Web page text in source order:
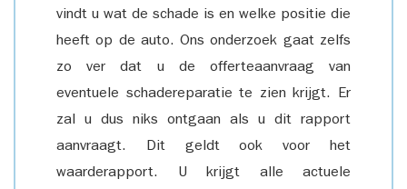
vindt u wat de schade is en welke positie die
heeft op de auto. Ons onderzoek gaat zelfs
zo ver dat u de offerteaanvraag van
eventuele schadereparatie te zien krijgt. Er
zal u dus niks ontgaan als u dit rapport
aanvraagt. Dit geldt ook voor het
waarderapport. U krijgt alle actuele